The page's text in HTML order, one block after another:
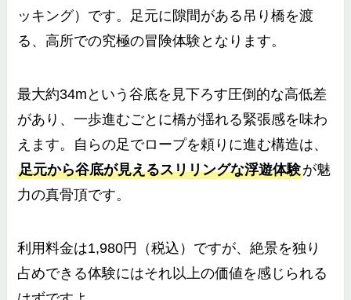
ッキング）です。足元に隙間がある吊り橋を渡
る、高所での究極の冒険体験となります。
最大約34mという谷底を見下ろす圧倒的な高低差
があり、一歩進むごとに橋が揺れる緊張感を味わ
えます。自らの足でロープを頼りに進む構造は、
足元から谷底が見えるスリリングな浮遊体験が魅
力の真骨頂です。
利用料金は1,980円（税込）ですが、絶景を独り
占めできる体験にはそれ以上の価値を感じられる